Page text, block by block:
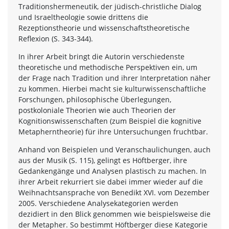
Traditionshermeneutik, der jüdisch-christliche Dialog
und Israeltheologie sowie drittens die
Rezeptionstheorie und wissenschaftstheoretische
Reflexion (S. 343-344).
In ihrer Arbeit bringt die Autorin verschiedenste
theoretische und methodische Perspektiven ein, um
der Frage nach Tradition und ihrer Interpretation näher
zu kommen. Hierbei macht sie kulturwissenschaftliche
Forschungen, philosophische Überlegungen,
postkoloniale Theorien wie auch Theorien der
Kognitionswissenschaften (zum Beispiel die kognitive
Metapherntheorie) für ihre Untersuchungen fruchtbar.
Anhand von Beispielen und Veranschaulichungen, auch
aus der Musik (S. 115), gelingt es Höftberger, ihre
Gedankengänge und Analysen plastisch zu machen. In
ihrer Arbeit rekurriert sie dabei immer wieder auf die
Weihnachtsansprache von Benedikt XVI. vom Dezember
2005. Verschiedene Analysekategorien werden
dezidiert in den Blick genommen wie beispielsweise die
der Metapher. So bestimmt Höftberger diese Kategorie